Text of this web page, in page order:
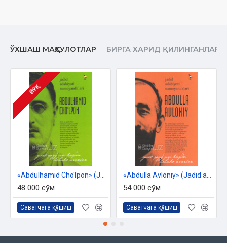
Маҳкам Маҳмудов таржимаси
ЎХШАШ МАҲСУЛОТЛАР БИРГА ХАРИД ҚИЛИНГАНЛАР
ЙЎҚ
48 000 сўм
Саватчага қўшиш
54 000 сўм
Саватчага қўшиш